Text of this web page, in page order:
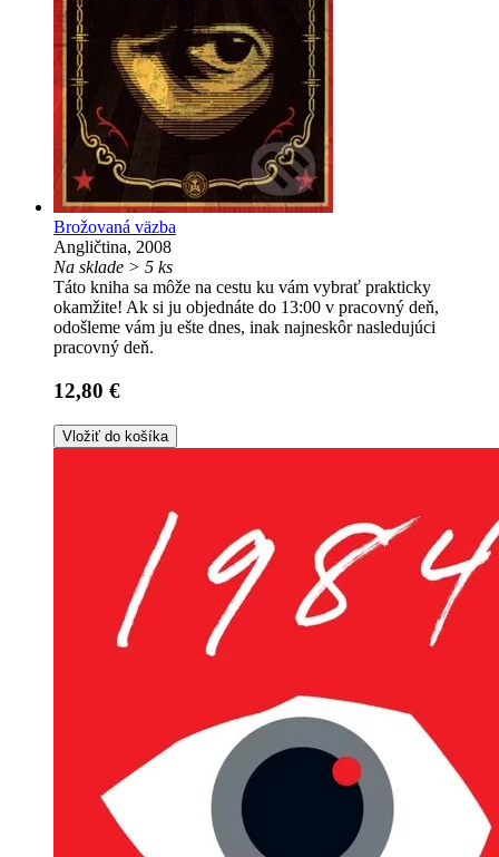
Brožovaná väzba
Angličtina, 2008
Na sklade > 5 ks
Táto kniha sa môže na cestu ku vám vybrať prakticky
okamžite! Ak si ju objednáte do 13:00 v pracovný deň,
odošleme vám ju ešte dnes, inak najneskôr nasledujúci
pracovný deň.
12,80 €
Vložiť do košíka